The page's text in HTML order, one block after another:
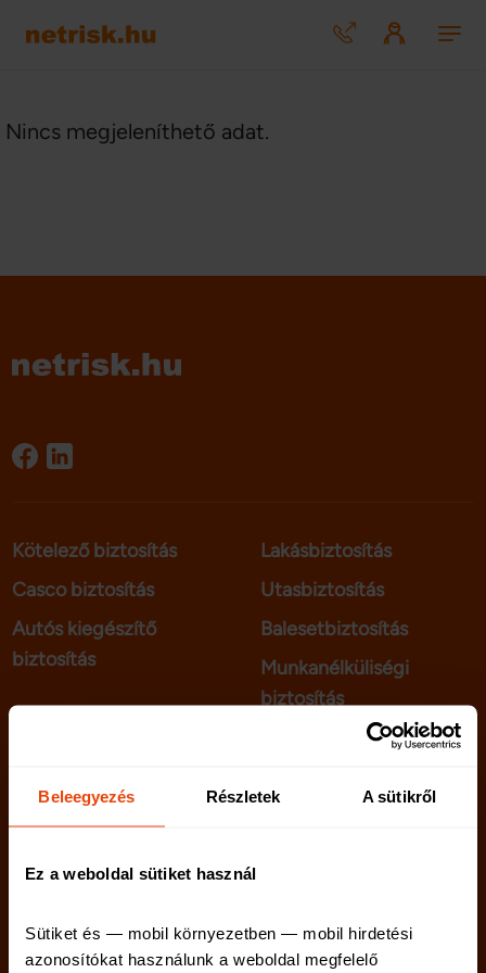
Beleegyezés Részletek A sütikről
Ez a weboldal sütiket használ
Sütiket és — mobil környezetben — mobil hirdetési
azonosítókat használunk a weboldal megfelelő
Nincs megjeleníthető adat.
Kötelező biztosítás
Casco biztosítás
Autós kiegészítő
biztosítás
Lakásbiztosítás
Utasbiztosítás
Balesetbiztosítás
Munkanélküliségi
biztosítás
telenet.hu
netriskauto.hu
Kapcsolat